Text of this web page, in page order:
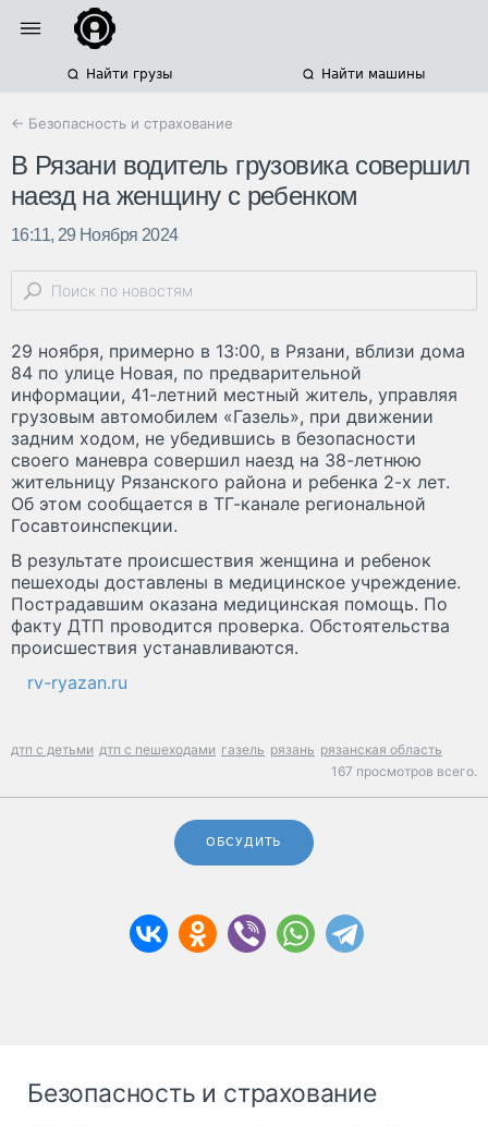
Найти грузы Найти машины
← Безопасность и страхование
В Рязани водитель грузовика совершил
наезд на женщину с ребенком
16:11, 29 Ноября 2024
29 ноября, примерно в 13:00, в Рязани, вблизи дома
84 по улице Новая, по предварительной
информации, 41-летний местный житель, управляя
грузовым автомобилем «Газель», при движении
задним ходом, не убедившись в безопасности
своего маневра совершил наезд на 38-летнюю
жительницу Рязанского района и ребенка 2-х лет.
Об этом сообщается в ТГ-канале региональной
Госавтоинспекции.
В результате происшествия женщина и ребенок
пешеходы доставлены в медицинское учреждение.
Пострадавшим оказана медицинская помощь. По
факту ДТП проводится проверка. Обстоятельства
происшествия устанавливаются.
rv-ryazan.ru
дтп с детьми дтп с пешеходами газель рязань рязанская область
167 просмотров всего.
ОБСУДИТЬ
Безопасность и страхование